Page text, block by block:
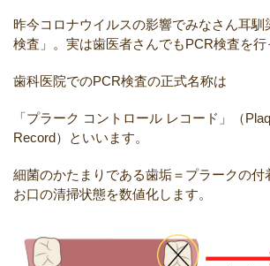
昨今コロナウイルスの影響でみなさん耳馴
検査」。実は歯医者さんでもPCR検査を行
歯科医院でのPCR検査の正式名称は
「プラーク コントロール レコード」（
Record）といいます。
細菌のかたまりである歯垢＝プラークの付
お口の清掃状態を数値化します。